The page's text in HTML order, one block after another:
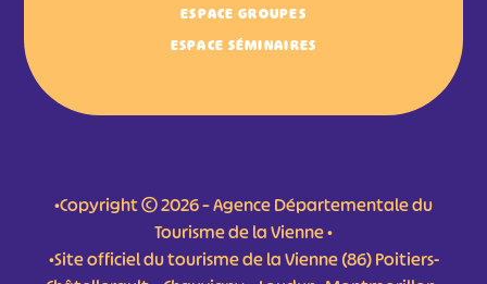
ESPACE GROUPES
ESPACE SÉMINAIRES
•Copyright © 2026 – Agence Départementale du
Tourisme de la Vienne •
•Site officiel du tourisme de la Vienne (86) Poitiers-